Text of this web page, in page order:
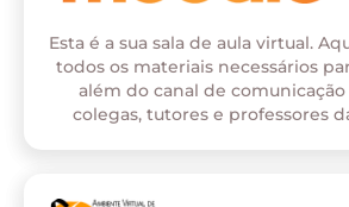
Esta é a sua sala de aula virtual.
todos os materiais necessários
além do canal de comunicação
colegas, tutores e professores